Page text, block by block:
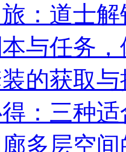
：道士
与任务
的获取
：三种
多层空